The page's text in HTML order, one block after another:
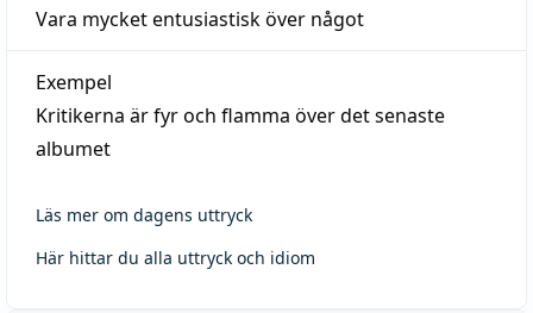
Vara mycket entusiastisk över något
Exempel
Kritikerna är fyr och flamma över det senaste
albumet
Läs mer om dagens uttryck
Här hittar du alla uttryck och idiom